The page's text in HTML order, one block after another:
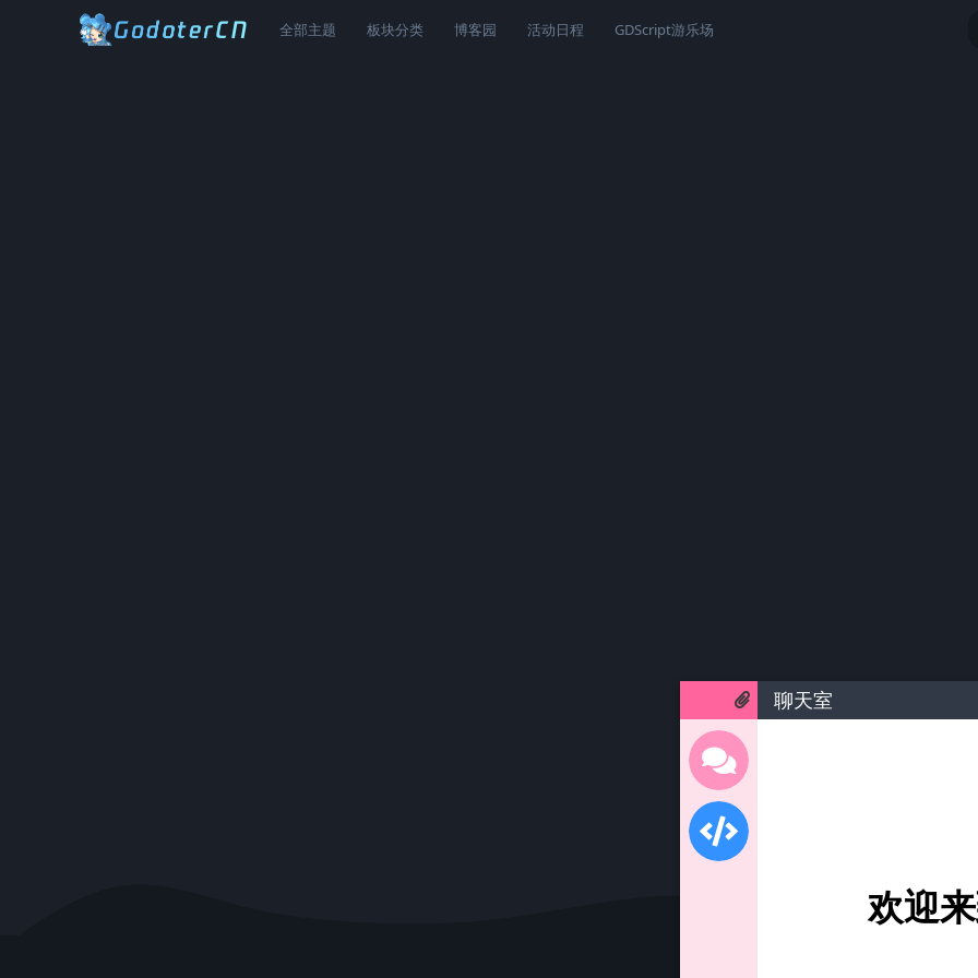
全部主题 板块分类 博客园 活动日程 GDScript游乐场
聊天室
欢迎